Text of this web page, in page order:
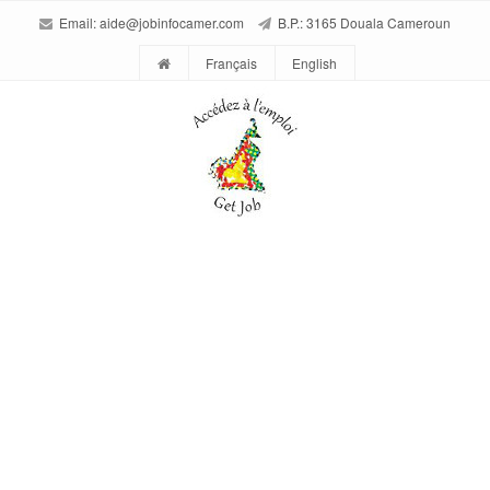
Email:aide@jobinfocamer.com B.P.: 3165 Douala Cameroun
Français English